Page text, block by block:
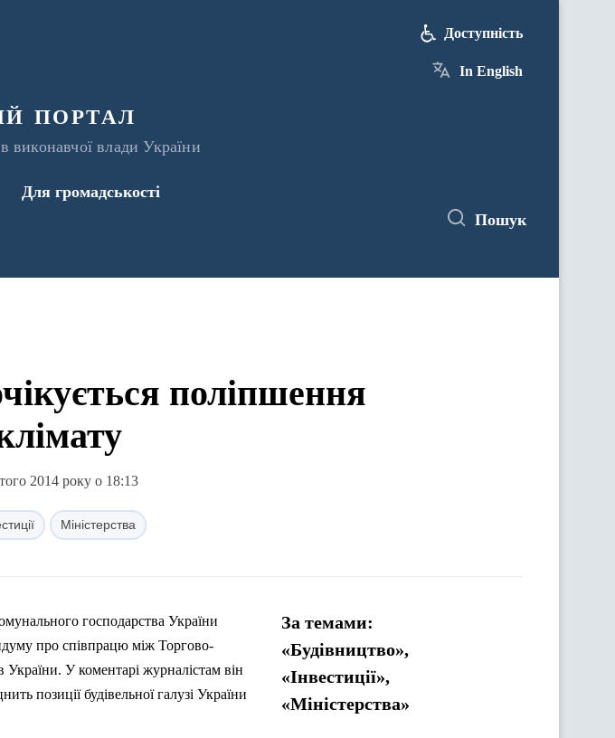
портал
виконавчої влади України
Доступність
In English
Для громадськості
Пошук
поліпшення
2014 року о 18:13
Міністерства
господарства України
про співпрацю між Торгово-
У коментарі журналістам він
позиції будівельної галузі України
За темами:
«Будівництво»,
«Інвестиції»,
«Міністерства»